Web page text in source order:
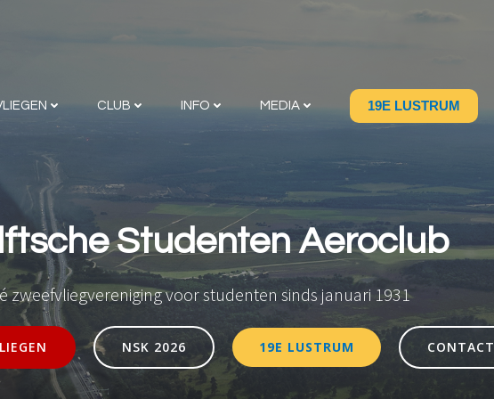
CLUB INFO MEDIA 19E LUSTRUM
Studenten Aeroclub
zweefvliegvereniging voor studenten sinds januari 1931
NSK 2026 19E LUSTRUM CONTACT